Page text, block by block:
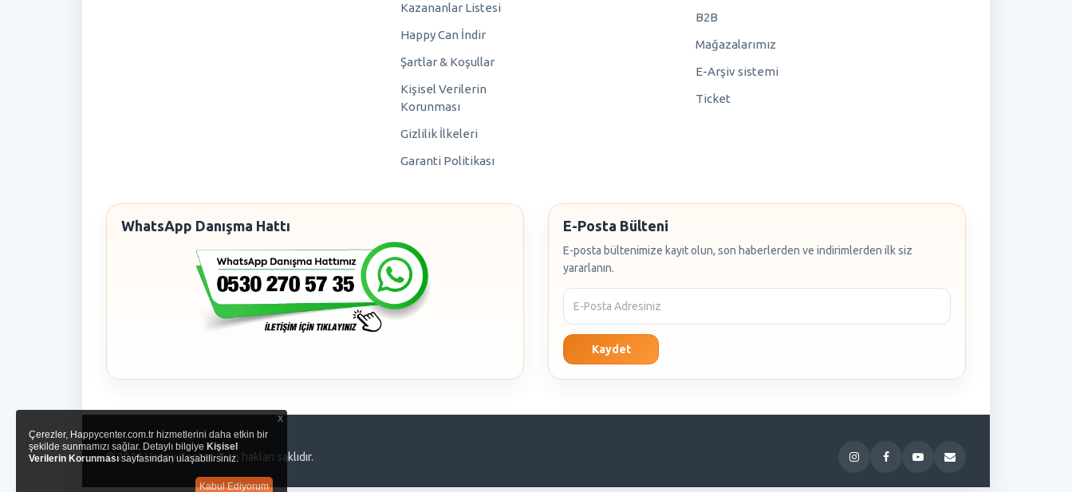
Kazananlar Listesi
Happy Can İndir
Şartlar & Koşullar
Kişisel Verilerin
Korunması
Gizlilik İlkeleri
Garanti Politikası
B2B
Mağazalarımız
E-Arşiv sistemi
Ticket
WhatsApp Danışma Hattı E-Posta Bülteni
E-posta bültenimize kayıt olun, son haberlerden ve indirimlerden ilk siz
yararlanın.
Kaydet
© 2026 Happy Center. Tüm hakları saklıdır.
x
Çerezler, Happycenter.com.tr hizmetlerini daha etkin bir
şekilde sunmamızı sağlar. Detaylı bilgiye Kişisel
Verilerin Korunmasısayfasından ulaşabilirsiniz.
Kabul Ediyorum